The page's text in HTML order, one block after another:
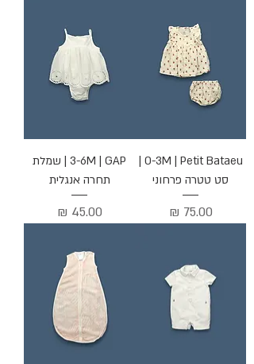
0-3M | Petit Bataeu |
סט טטרה פרחוני
מחיר
3-6M | GAP | שמלת
תחרה אנגלית
מחיר